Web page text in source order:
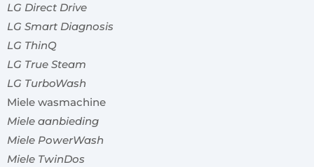
LG Direct Drive
LG Smart Diagnosis
LG ThinQ
LG True Steam
LG TurboWash
Miele wasmachine
Miele aanbieding
Miele PowerWash
Miele TwinDos